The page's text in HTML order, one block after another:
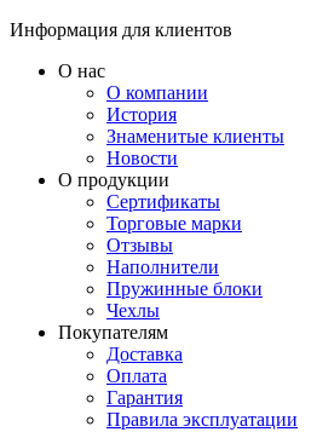
Информация для клиентов
О нас
О компании
История
Знаменитые клиенты
Новости
О продукции
Сертификаты
Торговые марки
Отзывы
Наполнители
Пружинные блоки
Чехлы
Покупателям
Доставка
Оплата
Гарантия
Правила эксплуатации